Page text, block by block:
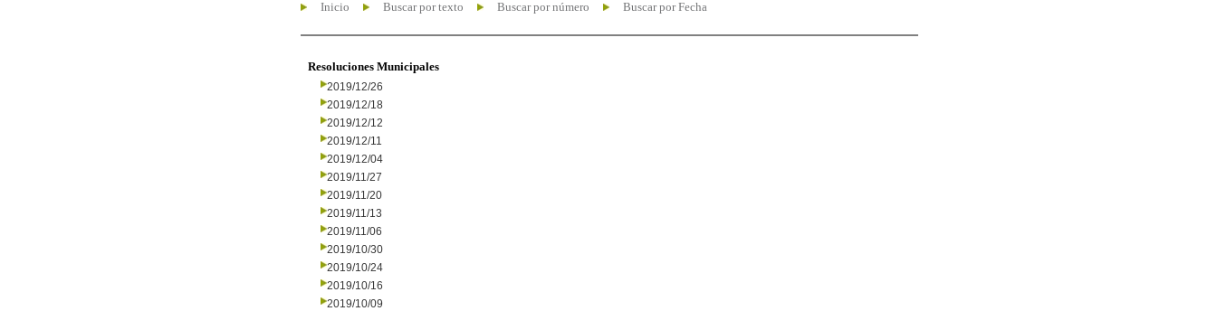
Inicio Buscar por texto Buscar por número Buscar por Fecha
Resoluciones Municipales
2019/12/26
2019/12/18
2019/12/12
2019/12/11
2019/12/04
2019/11/27
2019/11/20
2019/11/13
2019/11/06
2019/10/30
2019/10/24
2019/10/16
2019/10/09